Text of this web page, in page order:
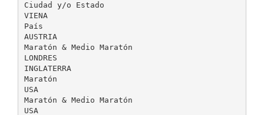
Ciudad y/o Estado
VIENA
País
AUSTRIA
Maratón & Medio Maratón
LONDRES
INGLATERRA
Maratón
USA
Maratón & Medio Maratón
USA